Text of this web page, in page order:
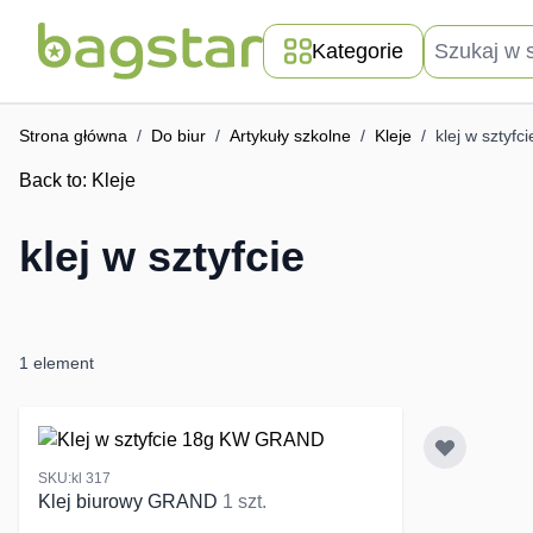
Kategorie
Szukaj w
Strona główna / Do biur / Artykuły szkolne / Kleje / klej w
Back to: Kleje
klej w sztyfcie
1 element
SKU:kl 317
Klej biurowy GRAND 1 szt.